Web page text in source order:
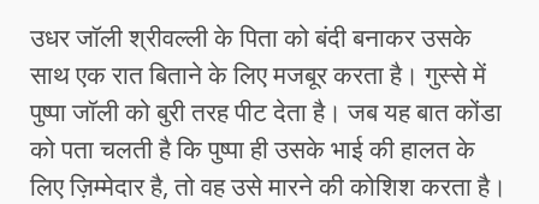
उधर जॉली श्रीवल्ली के पिता को बंदी बनाकर उसके
साथ एक रात बिताने के लिए मजबूर करता है। गुस्से में
पुष्पा जॉली को बुरी तरह पीट देता है। जब यह बात कोंडा
को पता चलती है कि पुष्पा ही उसके भाई की हालत के
लिए ज़िम्मेदार है, तो वह उसे मारने की कोशिश करता है।